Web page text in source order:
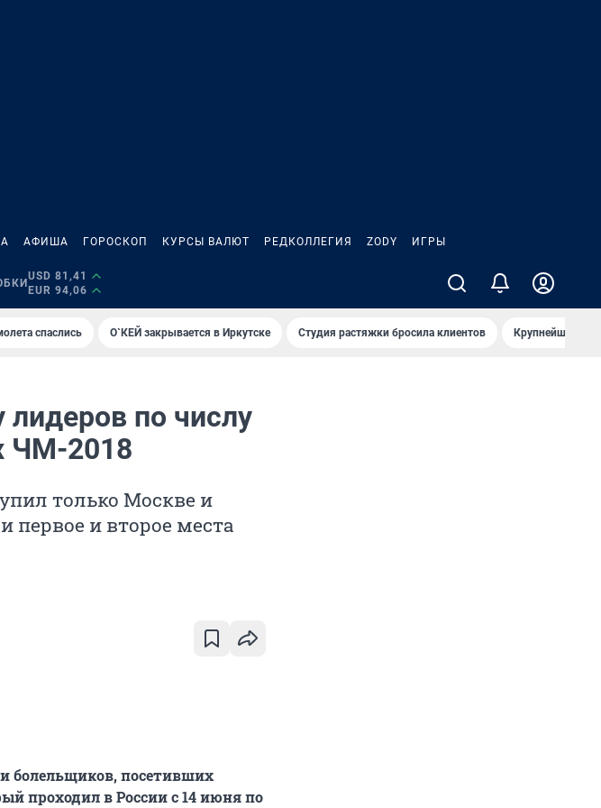
АФИША ГОРОСКОП КУРСЫ ВАЛЮТ РЕДКОЛЛЕГИЯ ZODY ИГРЫ
USD 81,41
EUR 94,06
спаслись О`КЕЙ закрывается в Иркутске Студия растяжки бросила клиентов Крупнейшие
лидеров по числу
ЧМ-2018
только Москве и
первое и второе места
болельщиков, посетивших
проходил в России с 14 июня по